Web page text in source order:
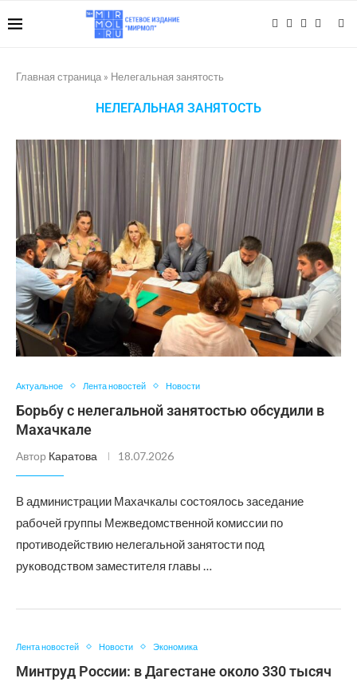
Главная страница » Нелегальная занятость
НЕЛЕГАЛЬНАЯ ЗАНЯТОСТЬ
Актуальное Лента новостей Новости
Борьбу с нелегальной занятостью обсудили в
Махачкале
Автор Каратова 18.07.2026
В администрации Махачкалы состоялось заседание
рабочей группы Межведомственной комиссии по
противодействию нелегальной занятости под
руководством заместителя главы …
Лента новостей Новости Экономика
Минтруд России: в Дагестане около 330 тысяч